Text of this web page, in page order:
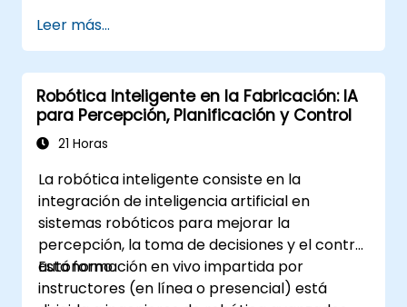
Leer más...
Robótica Inteligente en la Fabricación: IA
para Percepción, Planificación y Control
21 Horas
La robótica inteligente consiste en la
integración de inteligencia artificial en
sistemas robóticos para mejorar la
percepción, la toma de decisiones y el control
autónomo.
Esta formación en vivo impartida por
instructores (en línea o presencial) está